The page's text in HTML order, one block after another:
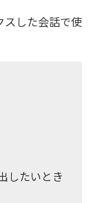
スした会話で使
したいとき